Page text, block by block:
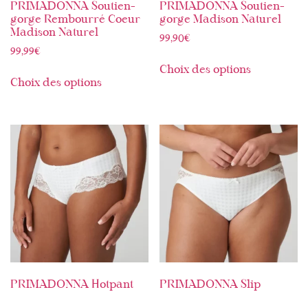
PRIMADONNA Soutien-
gorge Rembourré Coeur
Madison Naturel
99,99€
Choix des options
PRIMADONNA Soutien-
gorge Madison Naturel
99,90€
Choix des options
PRIMADONNA Hotpant
PRIMADONNA Slip